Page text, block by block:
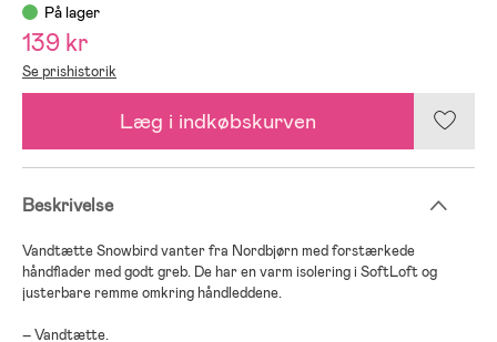
På lager
139 kr
Se prishistorik
Læg i indkøbskurven
Beskrivelse
Vandtætte Snowbird vanter fra Nordbjørn med forstærkede
håndflader med godt greb. De har en varm isolering i SoftLoft og
justerbare remme omkring håndleddene.
– Vandtætte.